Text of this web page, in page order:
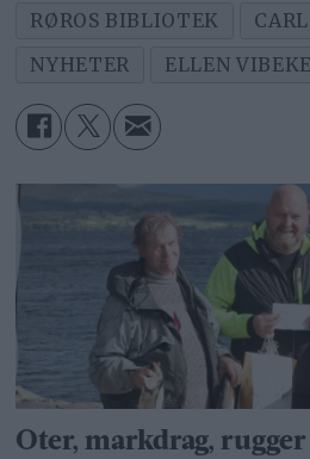
RØROS BIBLIOTEK
NYHETER
ELLEN
Oter, markdrag,